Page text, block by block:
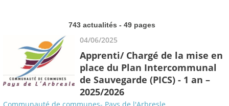
743 actualités - 49 pages
04/06/2025
Apprenti/ Chargé de la mise en
place du Plan Intercommunal
de Sauvegarde (PICS) - 1 an –
2025/2026